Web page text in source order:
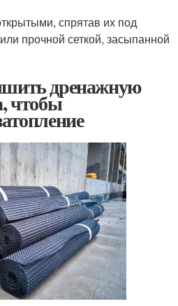
спрятав их под
прочной сеткой, засыпанной
дренажную
чтобы